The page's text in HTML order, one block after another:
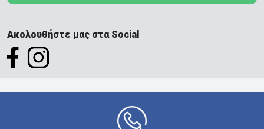
Ακολουθήστε μας στα Social